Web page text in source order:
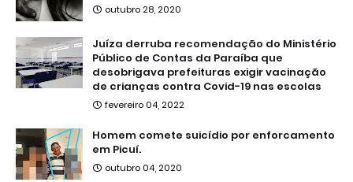
outubro 28, 2020
Juíza derruba recomendação do Ministério
Público de Contas da Paraíba que
desobrigava prefeituras exigir vacinação
de crianças contra Covid-19 nas escolas
fevereiro 04, 2022
Homem comete suicídio por enforcamento
em Picuí.
outubro 04, 2020